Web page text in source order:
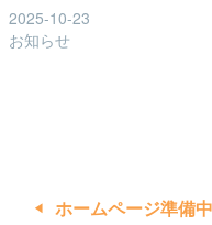
2025-10-23
お知らせ
ホームページ準備中